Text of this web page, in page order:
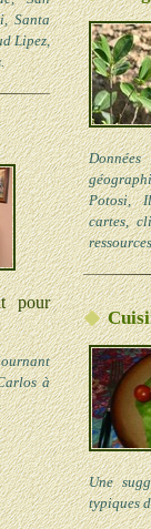
Santa
Lipez,
pour
à
Potosi,
cartes,
Une
typiques